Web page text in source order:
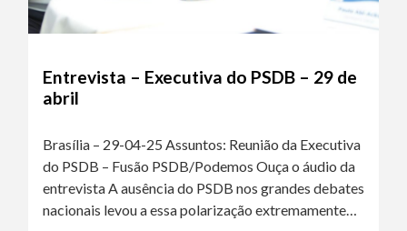
Entrevista – Executiva do PSDB – 29 de
abril
Brasília – 29-04-25 Assuntos: Reunião da Executiva
do PSDB – Fusão PSDB/Podemos Ouça o áudio da
entrevista A ausência do PSDB nos grandes debates
nacionais levou a essa polarização extremamente…